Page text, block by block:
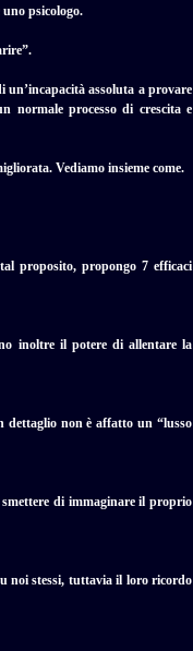
psicologo.
un’incapacità assoluta a provare
normale processo di crescita e
Vediamo insieme come.
proposito, propongo 7 efficaci
inoltre il potere di allentare la
non è affatto un “lusso
di immaginare il proprio
noi stessi, tuttavia il loro ricordo